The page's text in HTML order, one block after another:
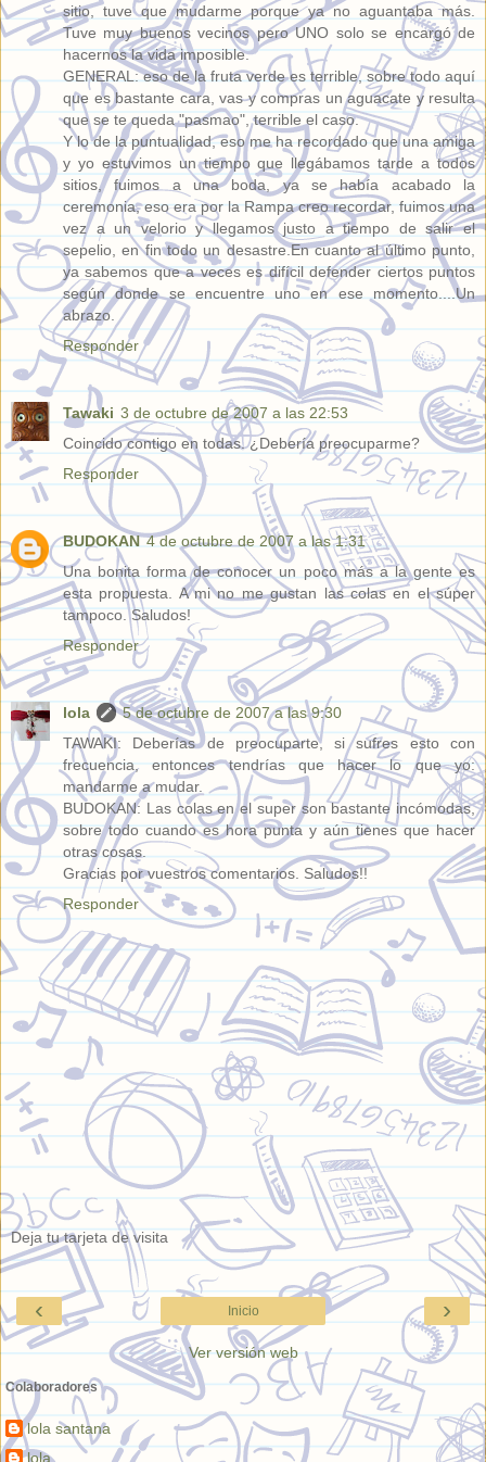
sitio, tuve que mudarme porque ya no aguantaba más.
Tuve muy buenos vecinos pero UNO solo se encargó de
hacernos la vida imposible.
GENERAL: eso de la fruta verde es terrible, sobre todo aquí
que es bastante cara, vas y compras un aguacate y resulta
que se te queda "pasmao", terrible el caso.
Y lo de la puntualidad, eso me ha recordado que una amiga
y yo estuvimos un tiempo que llegábamos tarde a todos
sitios, fuimos a una boda, ya se había acabado la
ceremonia, eso era por la Rampa creo recordar, fuimos una
vez a un velorio y llegamos justo a tiempo de salir el
sepelio, en fin todo un desastre.En cuanto al último punto,
ya sabemos que a veces es difícil defender ciertos puntos
según donde se encuentre uno en ese momento....Un
abrazo.
Responder
Tawaki 3 de octubre de 2007 a las 22:53
Coincido contigo en todas. ¿Debería preocuparme?
Responder
BUDOKAN 4 de octubre de 2007 a las 1:31
Una bonita forma de conocer un poco más a la gente es
esta propuesta. A mi no me gustan las colas en el súper
tampoco. Saludos!
Responder
lola
5 de octubre de 2007 a las 9:30
TAWAKI: Deberías de preocuparte, si sufres esto con
frecuencia, entonces tendrías que hacer lo que yo:
mandarme a mudar.
BUDOKAN: Las colas en el super son bastante incómodas,
sobre todo cuando es hora punta y aún tienes que hacer
otras cosas.
Gracias por vuestros comentarios. Saludos!!
Responder
Deja tu tarjeta de visita
‹ ›
Inicio
Ver versión web
Colaboradores
lola santana
lola